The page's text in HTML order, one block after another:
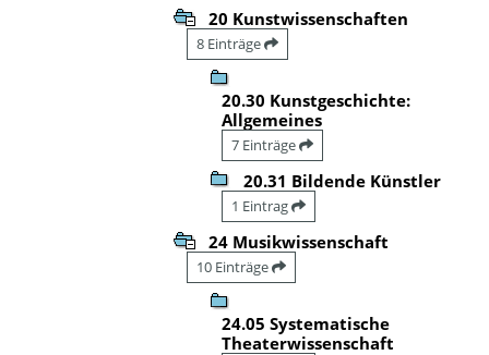
20 Kunstwissenschaften
8 Einträge
20.30 Kunstgeschichte:
Allgemeines
7 Einträge
20.31 Bildende Künstler
1 Eintrag
24 Musikwissenschaft
10 Einträge
24.05 Systematische
Theaterwissenschaft